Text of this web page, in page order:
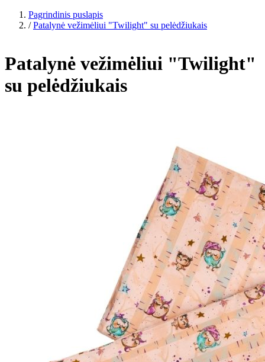
Pagrindinis puslapis
/ Patalynė vežimėliui "Twilight" su pelėdžiukais
Patalynė vežimėliui "Twilight"
su pelėdžiukais